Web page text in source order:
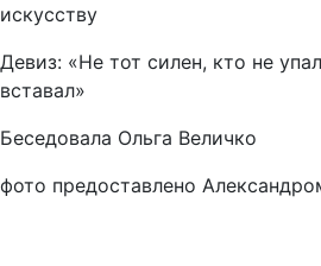
искусству
Девиз: «Не тот силен, кто не
вставал»
Беседовала Ольга Величко
фото предоставлено